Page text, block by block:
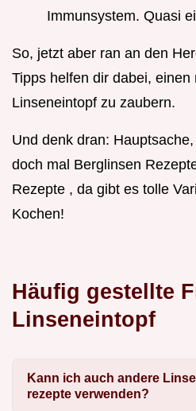
Immunsystem. Quasi
So, jetzt aber ran an den
Tipps helfen dir dabei, einen
Linseneintopf zu zaubern.
Und denk dran:
doch mal Berglinsen
Rezepte , da gibt es tolle
Kochen!
Häufig gestellte
Linseneintopf
Kann ich auch andere
rezepte verwenden?